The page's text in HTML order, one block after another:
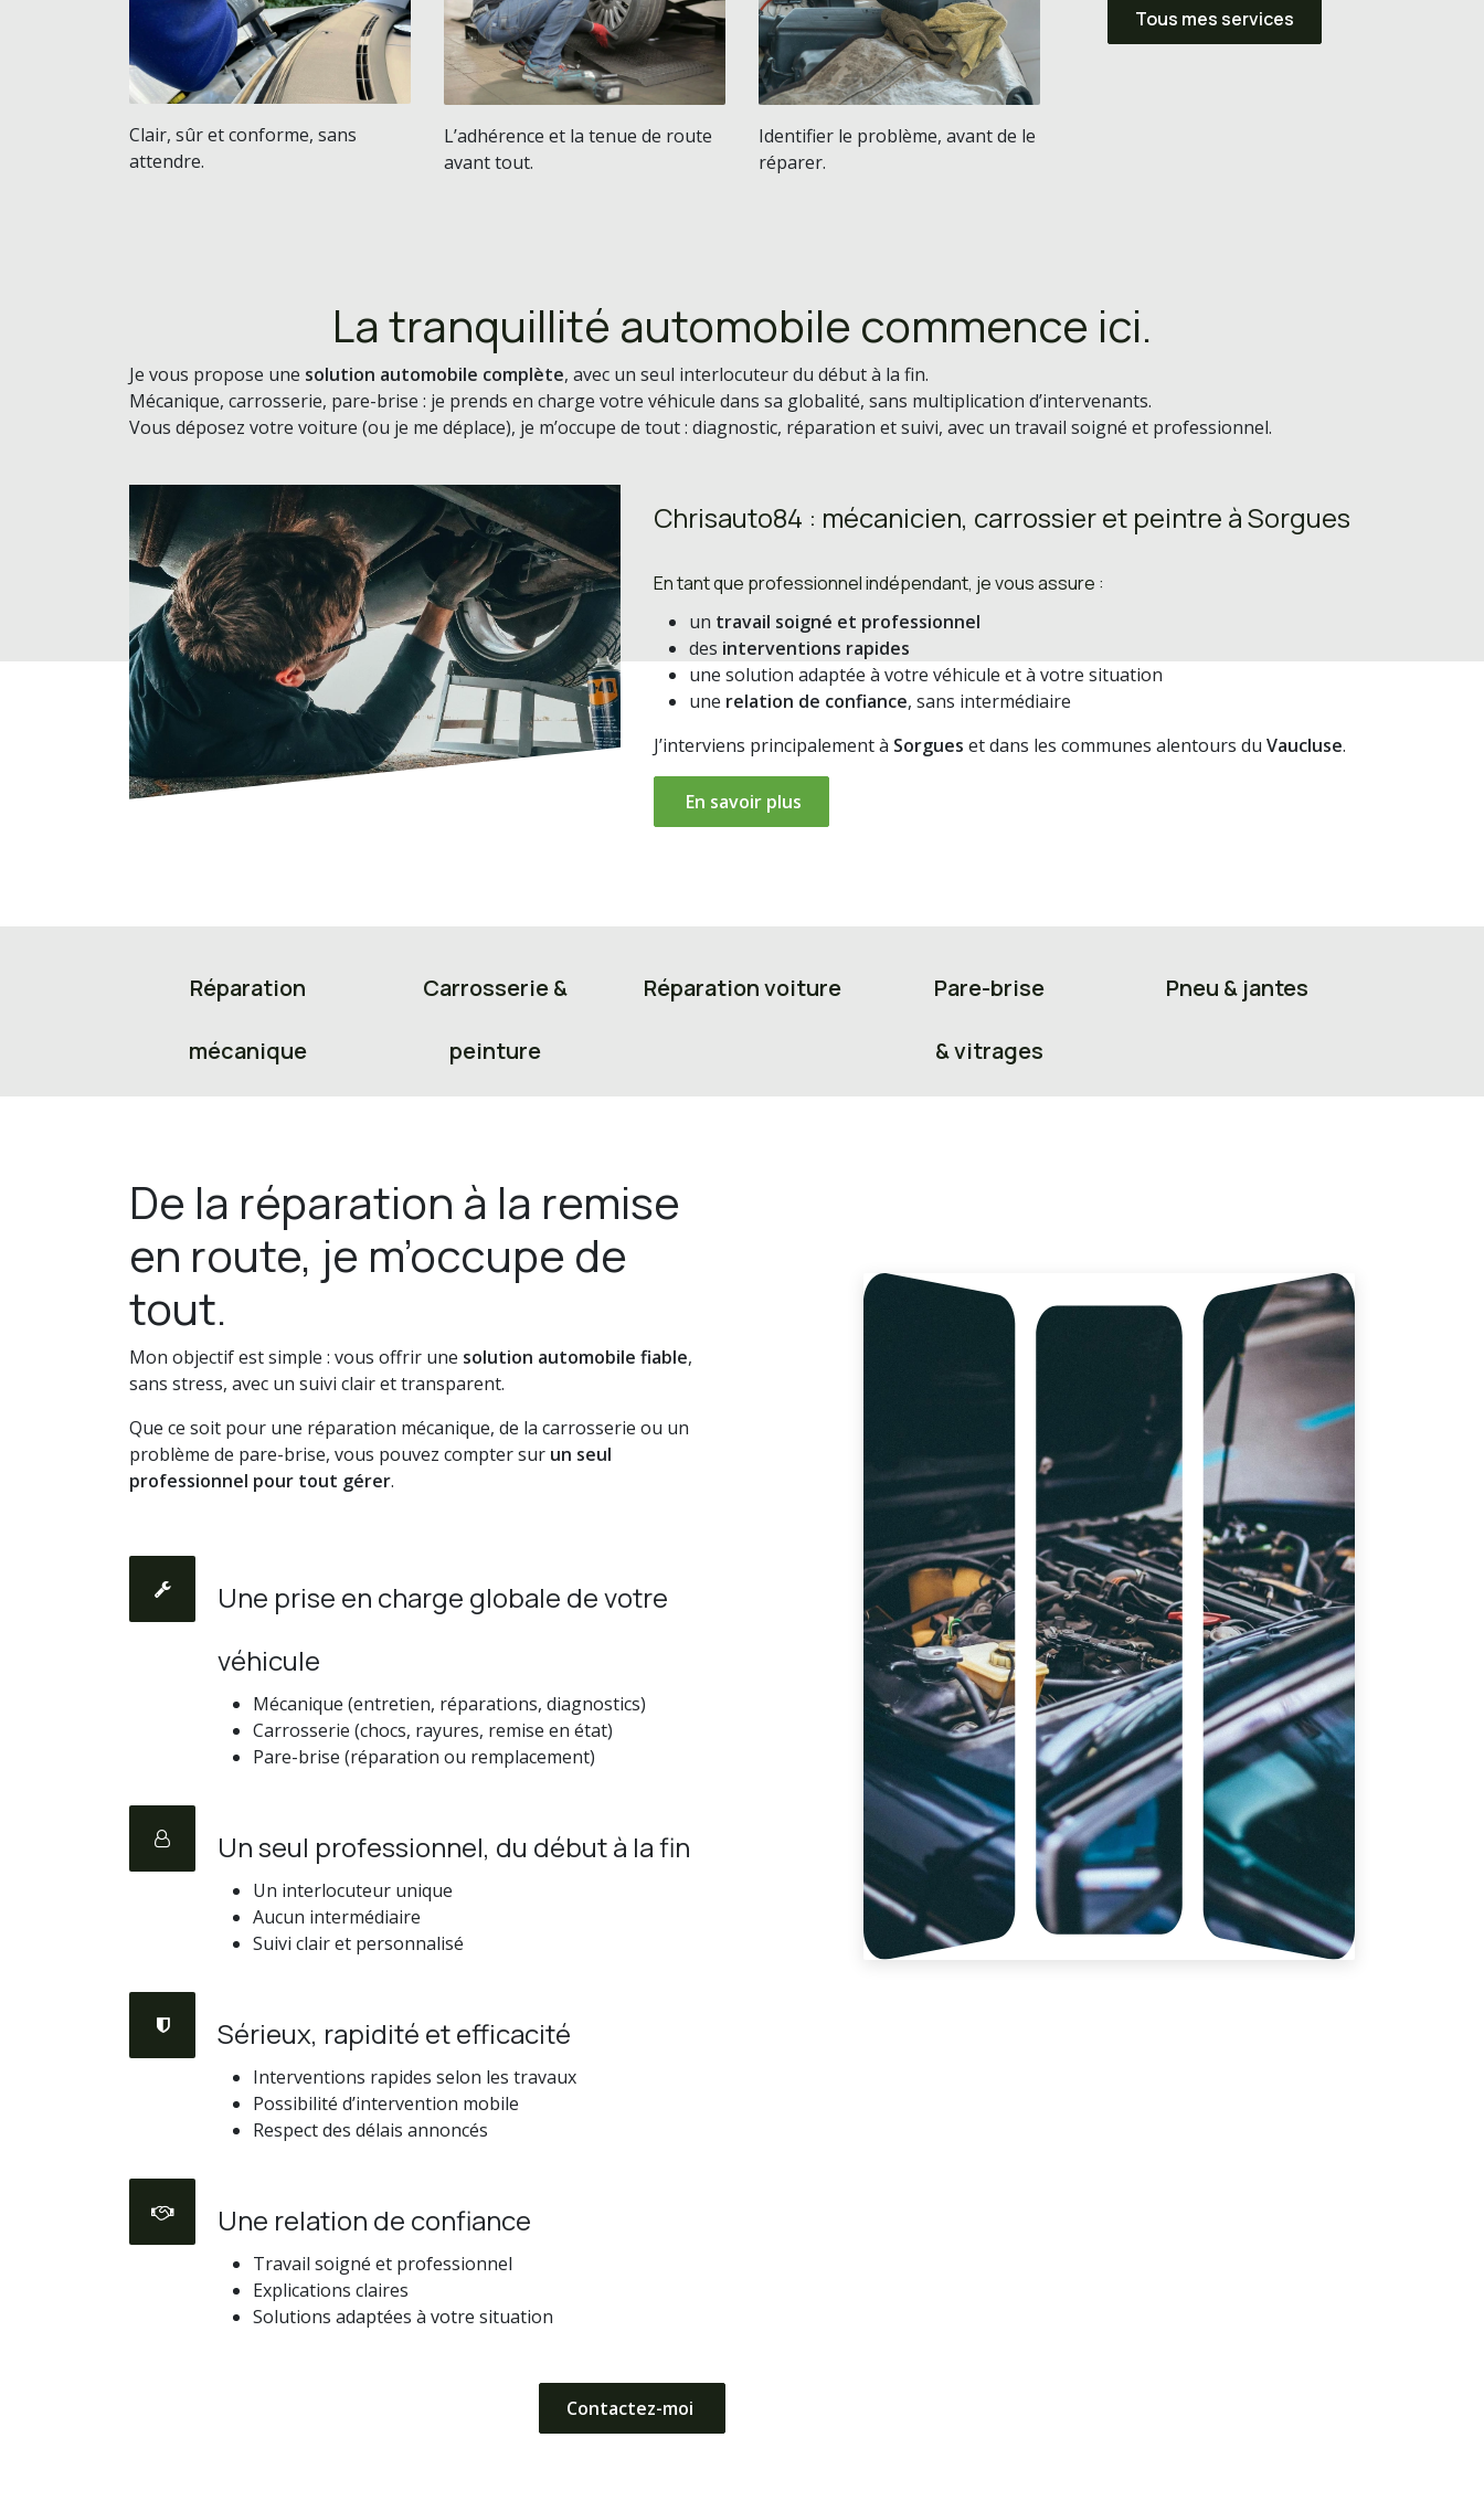
Clair, sûr et conforme, sans
attendre.
L’adhérence et la tenue de route
avant tout.
Identifier le problème, avant de le
réparer.
Tous mes services
La tranquillité automobile commence ici.
Je vous propose une solution automobile complète, avec un seul interlocuteur du début à la fin.
Mécanique, carrosserie, pare-brise : je prends en charge votre véhicule dans sa globalité, sans multiplication d’intervenants.
Vous déposez votre voiture (ou je me déplace), je m’occupe de tout : diagnostic, réparation et suivi, avec un travail soigné et professionnel.
Chrisauto84 : mécanicien, carrossier et peintre à Sorgues
En tant que professionnel indépendant, je vous assure :
un travail soigné et professionnel
des interventions rapides
une solution adaptée à votre véhicule et à votre situation
une relation de confiance, sans intermédiaire
J’interviens principalement à Sorgues et dans les communes alentours du Vaucluse.
En savoir plus
Réparation
mécanique
Carrosserie &
peinture
Réparation voiture Pare-brise
& vitrages
Pneu & jantes
De la réparation à la remise
en route, je m’occupe de
tout.
Mon objectif est simple : vous offrir une solution automobile fiable,
sans stress, avec un suivi clair et transparent.
Que ce soit pour une réparation mécanique, de la carrosserie ou un
problème de pare-brise, vous pouvez compter sur un seul
professionnel pour tout gérer.
Une prise en charge globale de votre
véhicule
Mécanique (entretien, réparations, diagnostics)
Carrosserie (chocs, rayures, remise en état)
Pare-brise (réparation ou remplacement)
Un seul professionnel, du début à la fin
Un interlocuteur unique
Aucun intermédiaire
Suivi clair et personnalisé
Sérieux, rapidité et efficacité
Interventions rapides selon les travaux
Possibilité d’intervention mobile
Respect des délais annoncés
Une relation de confiance
Travail soigné et professionnel
Explications claires
Solutions adaptées à votre situation
Contactez-moi